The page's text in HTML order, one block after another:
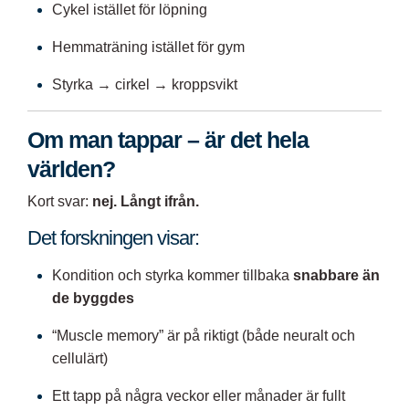
Cykel istället för löpning
Hemmaträning istället för gym
Styrka → cirkel → kroppsvikt
Om man tappar – är det hela
världen?
Kort svar: nej. Långt ifrån.
Det forskningen visar:
Kondition och styrka kommer tillbakasnabbare än
de byggdes
“Muscle memory” är på riktigt (både neuralt och
cellulärt)
Ett tapp på några veckor eller månader är fullt